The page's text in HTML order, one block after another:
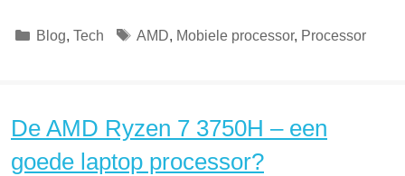
Categorieën
Blog, Tech Tags
AMD, Mobiele processor, Processor
De AMD Ryzen 7 3750H – een
goede laptop processor?